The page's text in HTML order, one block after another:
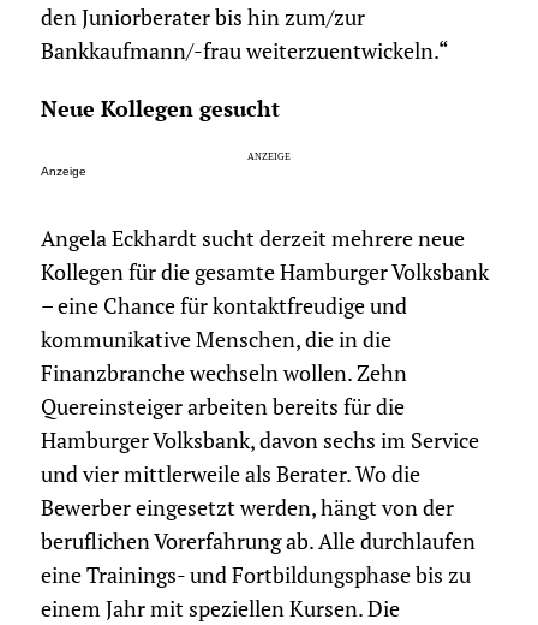
den Juniorberater bis hin zum/zur
Bankkaufmann/-frau weiterzuentwickeln.“
Neue Kollegen gesucht
Anzeige
Angela Eckhardt sucht derzeit mehrere neue
Kollegen für die gesamte Hamburger Volksbank
– eine Chance für kontaktfreudige und
kommunikative Menschen, die in die
Finanzbranche wechseln wollen. Zehn
Quereinsteiger arbeiten bereits für die
Hamburger Volksbank, davon sechs im Service
und vier mittlerweile als Berater. Wo die
Bewerber eingesetzt werden, hängt von der
beruflichen Vorerfahrung ab. Alle durchlaufen
eine Trainings- und Fortbildungsphase bis zu
einem Jahr mit speziellen Kursen. Die